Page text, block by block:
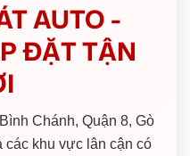
AUTO -
ĐẶT TẬN
Chánh, Quận 8, Gò
các khu vực lân cận có